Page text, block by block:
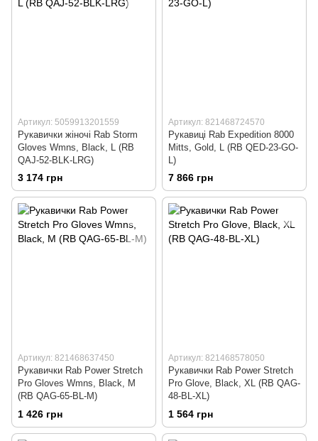
Артикул: 5059913201559
Рукавички жіночі Rab Storm
Gloves Wmns, Black, L (RB
QAJ-52-BLK-LRG)
3 174 грн
Артикул: 821468724570
Рукавиці Rab Expedition 8000
Mitts, Gold, L (RB QED-23-GO-
L)
7 866 грн
Артикул: 821468637450
Рукавички Rab Power Stretch
Pro Gloves Wmns, Black, M
(RB QAG-65-BL-M)
1 426 грн
Артикул: 821468578050
Рукавички Rab Power Stretch
Pro Glove, Black, XL (RB QAG-
48-BL-XL)
1 564 грн